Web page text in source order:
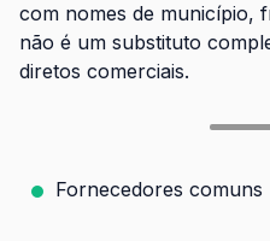
com nomes de município,
não é um substituto
diretos comerciais.
Fornecedores comuns